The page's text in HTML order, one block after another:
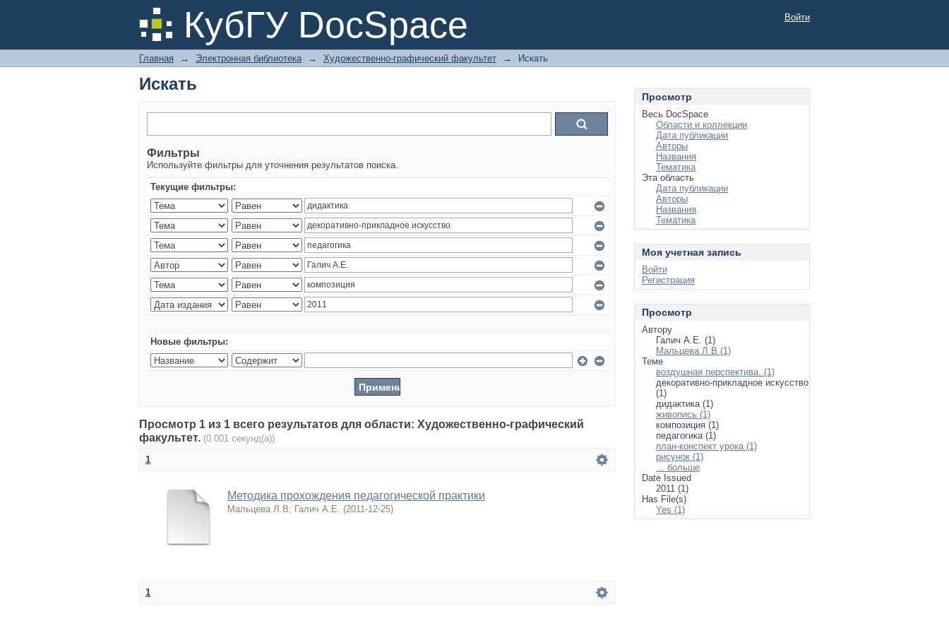
КубГУ DocSpace
Искать Войти
Главная → Электронная библиотека → Художественно-графический факультет → Искать
Искать
Фильтры
Используйте фильтры для уточнения результатов поиска.
Текущие фильтры:
Новые фильтры:
Просмотр 1 из 1 всего результатов для области: Художественно-графический
факультет. (0.001 секунд(а))
1
Методика прохождения педагогической практики
Мальцева Л.В; Галич А.Е. (2011-12-25)
1
Просмотр
Весь DocSpace
Области и коллекции
Дата публикации
Авторы
Названия
Тематика
Эта область
Дата публикации
Авторы
Названия
Тематика
Моя учетная запись
Войти
Регистрация
Просмотр
Автору
Галич А.Е. (1)
Мальцева Л.В (1)
Теме
воздушная перспектива. (1)
декоративно-прикладное искусство
(1)
дидактика (1)
живопись (1)
композиция (1)
педагогика (1)
план-конспект урока (1)
рисунок (1)
... больше
Date Issued
2011 (1)
Has File(s)
Yes (1)